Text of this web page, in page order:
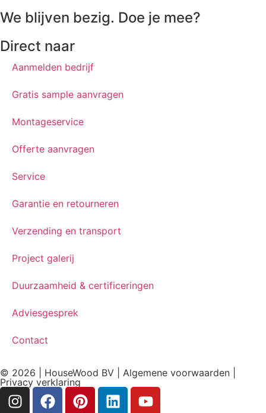
We blijven bezig. Doe je mee?
Direct naar
Aanmelden bedrijf
Gratis sample aanvragen
Montageservice
Offerte aanvragen
Service
Garantie en retourneren
Verzending en transport
Project galerij
Duurzaamheid & certificeringen
Adviesgesprek
Contact
© 2026 | HouseWood BV | Algemene voorwaarden
Privacy verklaring